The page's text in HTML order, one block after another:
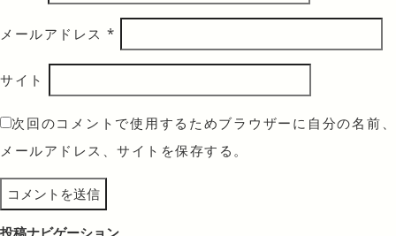
メールアドレス *
サイト
次回のコメントで使用するためブラウザーに自分の名前、
メールアドレス、サイトを保存する。
投稿ナビゲーション